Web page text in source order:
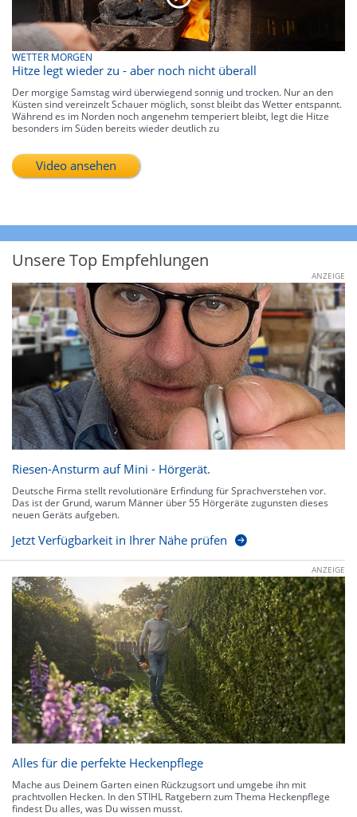
WETTER MORGEN
Hitze legt wieder zu - aber noch nicht überall
Der morgige Samstag wird überwiegend sonnig und trocken. Nur an den
Küsten sind vereinzelt Schauer möglich, sonst bleibt das Wetter entspannt.
Während es im Norden noch angenehm temperiert bleibt, legt die Hitze
besonders im Süden bereits wieder deutlich zu
Video ansehen
Unsere Top Empfehlungen
ANZEIGE
Riesen-Ansturm auf Mini - Hörgerät.
Deutsche Firma stellt revolutionäre Erfindung für Sprachverstehen vor.
Das ist der Grund, warum Männer über 55 Hörgeräte zugunsten dieses
neuen Geräts aufgeben.
Jetzt Verfügbarkeit in Ihrer Nähe prüfen
ANZEIGE
Alles für die perfekte Heckenpflege
Mache aus Deinem Garten einen Rückzugsort und umgebe ihn mit
prachtvollen Hecken. In den STIHL Ratgebern zum Thema Heckenpflege
findest Du alles, was Du wissen musst.